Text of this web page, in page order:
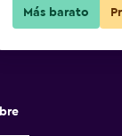
Más barato